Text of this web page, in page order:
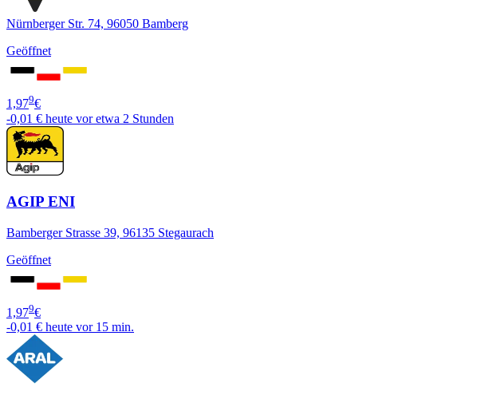
Nürnberger Str. 74, 96050 Bamberg
Geöffnet
1,979€
-0,01 € heute vor etwa 2 Stunden
AGIP ENI
Bamberger Strasse 39, 96135 Stegaurach
Geöffnet
1,979€
-0,01 € heute vor 15 min.